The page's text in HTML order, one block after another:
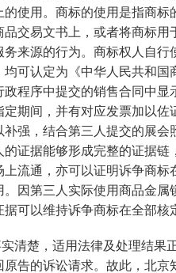
使用。商标的使用是指商标
交易文书上，或者将商标用
来源的行为。商标权人自行
可认定为《中华人民共和国
程序中提交的销售合同中显
期间，并有对应发票加以佐
强，结合第三人提交的展会
证据能够形成完整的证据链
流通，亦可以证明诉争商标
因第三人实际使用商品金属
可以维持诉争商标在全部核
清楚，适用法律及处理结果
告的诉讼请求。故此，北京